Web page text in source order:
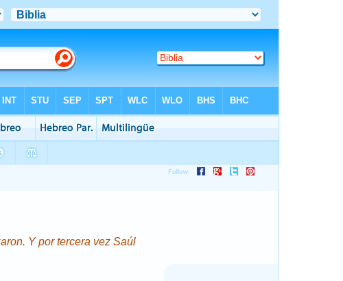
Y por tercera vez Saúl